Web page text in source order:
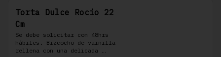
Torta Dulce Rocio 22
Cm
Se debe solicitar con 48hrs
hábiles. Bizcocho de vainilla
rellena con una delicada